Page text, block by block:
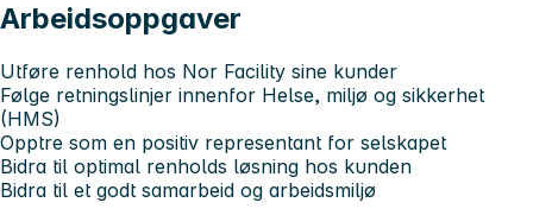
Arbeidsoppgaver
Utføre renhold hos Nor Facility sine kunder
Følge retningslinjer innenfor Helse, miljø og sikkerhet
(HMS)
Opptre som en positiv representant for selskapet
Bidra til optimal renholds løsning hos kunden
Bidra til et godt samarbeid og arbeidsmiljø